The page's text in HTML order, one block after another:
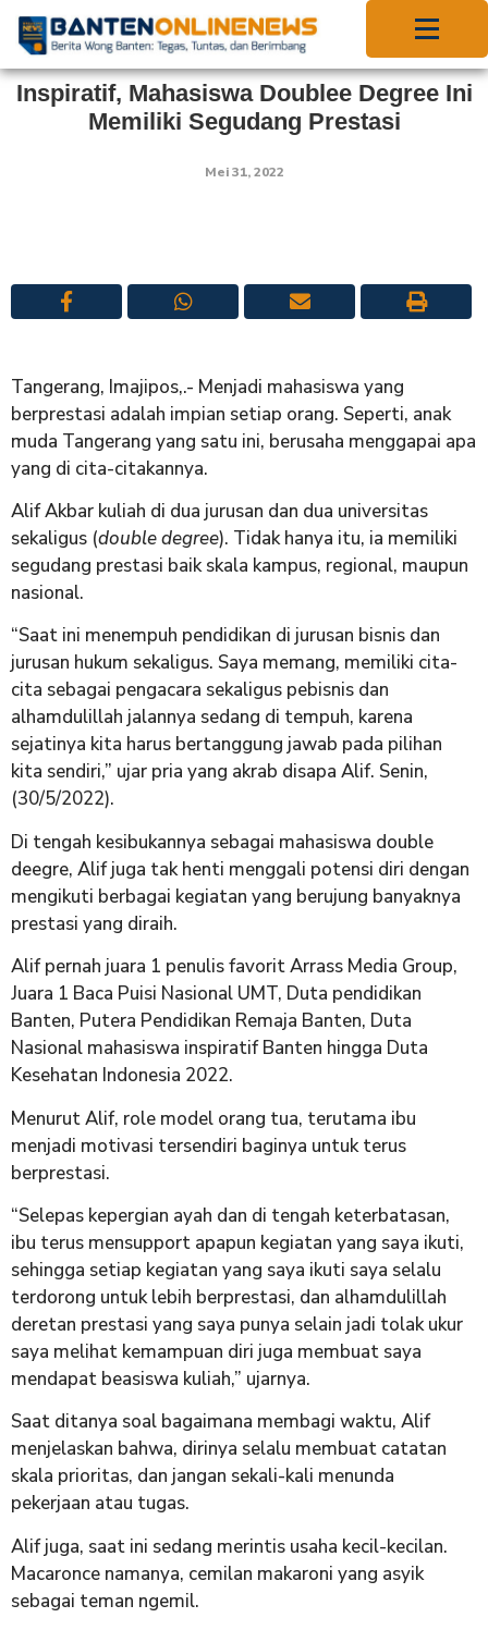
Inspiratif, Mahasiswa Doublee Degree Ini
Memiliki Segudang Prestasi
Mei 31, 2022
Tangerang, Imajipos,.- Menjadi mahasiswa yang
berprestasi adalah impian setiap orang. Seperti, anak
muda Tangerang yang satu ini, berusaha menggapai apa
yang di cita-citakannya.
Alif Akbar kuliah di dua jurusan dan dua universitas
sekaligus (double degree). Tidak hanya itu, ia memiliki
segudang prestasi baik skala kampus, regional, maupun
nasional.
“Saat ini menempuh pendidikan di jurusan bisnis dan
jurusan hukum sekaligus. Saya memang, memiliki cita-
cita sebagai pengacara sekaligus pebisnis dan
alhamdulillah jalannya sedang di tempuh, karena
sejatinya kita harus bertanggung jawab pada pilihan
kita sendiri,” ujar pria yang akrab disapa Alif. Senin,
(30/5/2022).
Di tengah kesibukannya sebagai mahasiswa double
deegre, Alif juga tak henti menggali potensi diri dengan
mengikuti berbagai kegiatan yang berujung banyaknya
prestasi yang diraih.
Alif pernah juara 1 penulis favorit Arrass Media Group,
Juara 1 Baca Puisi Nasional UMT, Duta pendidikan
Banten, Putera Pendidikan Remaja Banten, Duta
Nasional mahasiswa inspiratif Banten hingga Duta
Kesehatan Indonesia 2022.
Menurut Alif, role model orang tua, terutama ibu
menjadi motivasi tersendiri baginya untuk terus
berprestasi.
“Selepas kepergian ayah dan di tengah keterbatasan,
ibu terus mensupport apapun kegiatan yang saya ikuti,
sehingga setiap kegiatan yang saya ikuti saya selalu
terdorong untuk lebih berprestasi, dan alhamdulillah
deretan prestasi yang saya punya selain jadi tolak ukur
saya melihat kemampuan diri juga membuat saya
mendapat beasiswa kuliah,” ujarnya.
Saat ditanya soal bagaimana membagi waktu, Alif
menjelaskan bahwa, dirinya selalu membuat catatan
skala prioritas, dan jangan sekali-kali menunda
pekerjaan atau tugas.
Alif juga, saat ini sedang merintis usaha kecil-kecilan.
Macaronce namanya, cemilan makaroni yang asyik
sebagai teman ngemil.